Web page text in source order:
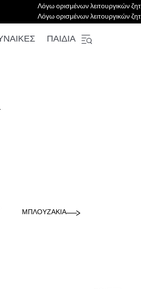
Λόγω ορισμένων λειτουργικών
Λόγω ορισμένων λειτουργικών
ΠΑΙΔΙΑ
ΜΠΛΟΥΖΆΚΙΑ